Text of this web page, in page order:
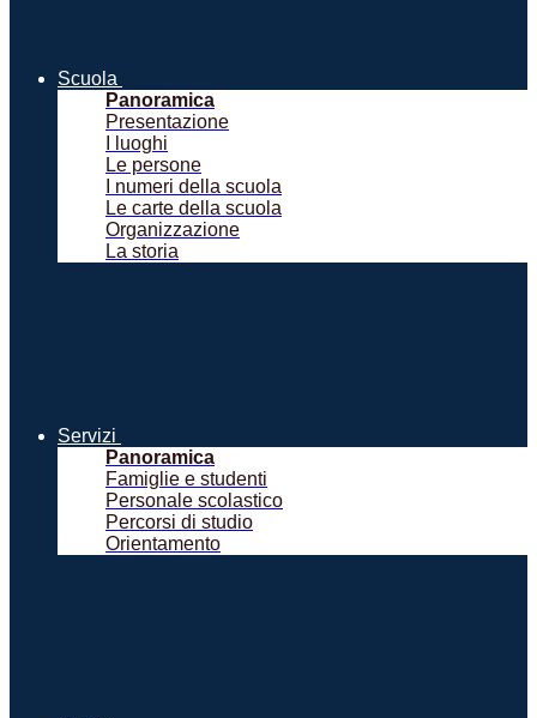
Scuola
Panoramica
Presentazione
I luoghi
Le persone
I numeri della scuola
Le carte della scuola
Organizzazione
La storia
Servizi
Panoramica
Famiglie e studenti
Personale scolastico
Percorsi di studio
Orientamento